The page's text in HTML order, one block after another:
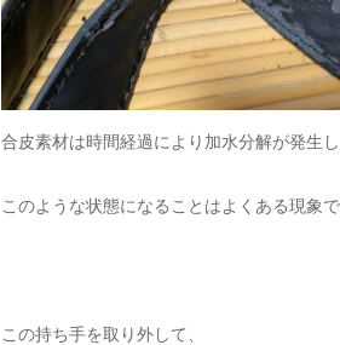
合皮素材は時間経過により加水分解が発生
このような状態になることはよくある現象
この持ち手を取り外して、